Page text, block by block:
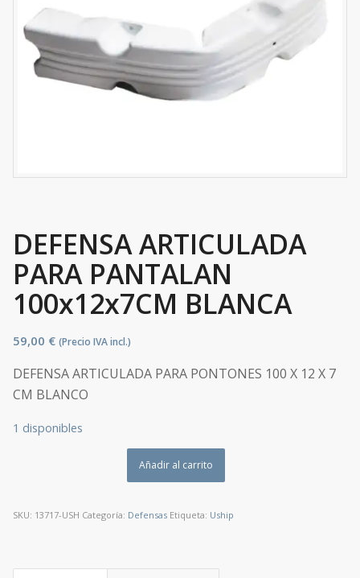
DEFENSA ARTICULADA
PARA PANTALAN
100x12x7CM BLANCA
59,00 € (Precio IVA incl.)
DEFENSA ARTICULADA PARA PONTONES 100 X 12 X 7
CM BLANCO
1 disponibles
Añadir al carrito
SKU: 13717-USH Categoría: Defensas Etiqueta: Uship